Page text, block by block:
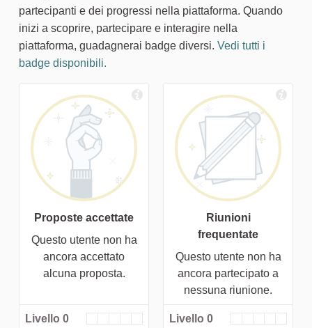
partecipanti e dei progressi nella piattaforma. Quando
inizi a scoprire, partecipare e interagire nella
piattaforma, guadagnerai badge diversi. Vedi tutti i
badge disponibili.
Proposte accettate
Questo utente non ha
ancora accettato
alcuna proposta.
Livello 0
Riunioni
frequentate
Questo utente non ha
ancora partecipato a
nessuna riunione.
Livello 0